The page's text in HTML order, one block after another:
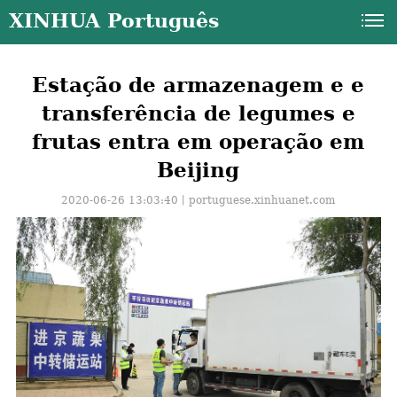
XINHUA Português
Estação de armazenagem e e
transferência de legumes e
frutas entra em operação em
Beijing
2020-06-26 13:03:40丨portuguese.xinhuanet.com